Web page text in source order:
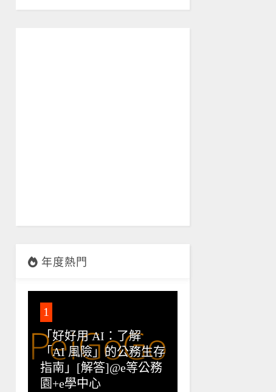
年度熱門
1
「好好用 AI：了解
「AI 風險」的公務生存
指南」[解答]@e等公務
園+e學中心